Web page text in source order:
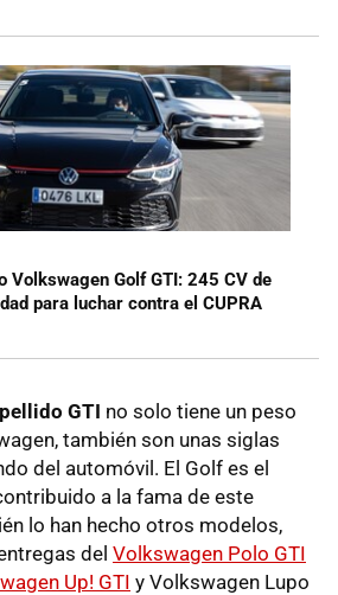
Volkswagen Golf GTI: 245 CV de
para luchar contra el CUPRA
GTI no solo tiene un peso
también son unas siglas
del automóvil. El Golf es el
a la fama de este
lo han hecho otros modelos,
del Volkswagen Polo GTI
Up! GTI y Volkswagen Lupo